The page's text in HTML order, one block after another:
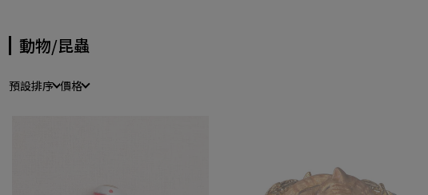
動物/昆蟲
預設排序 價格